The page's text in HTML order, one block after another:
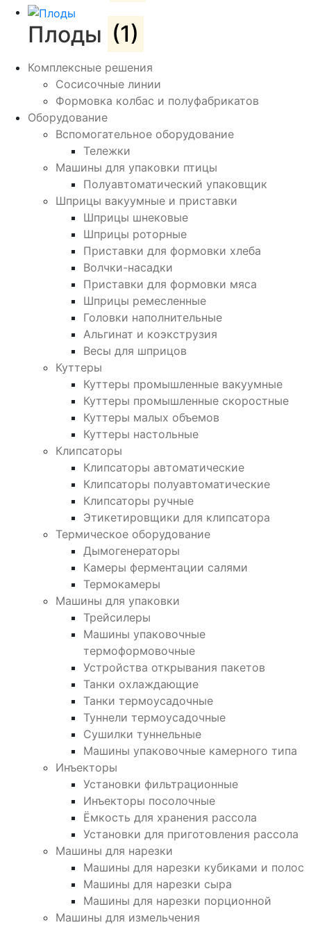
Плоды (1)
Комплексные решения
Сосисочные линии
Формовка колбас и полуфабрикатов
Оборудование
Вспомогательное оборудование
Тележки
Машины для упаковки птицы
Полуавтоматический упаковщик
Шприцы вакуумные и приставки
Шприцы шнековые
Шприцы роторные
Приставки для формовки хлеба
Волчки-насадки
Приставки для формовки мяса
Шприцы ремесленные
Головки наполнительные
Альгинат и коэкструзия
Весы для шприцов
Куттеры
Куттеры промышленные вакуумные
Куттеры промышленные скоростные
Куттеры малых объемов
Куттеры настольные
Клипсаторы
Клипсаторы автоматические
Клипсаторы полуавтоматические
Клипсаторы ручные
Этикетировщики для клипсатора
Термическое оборудование
Дымогенераторы
Камеры ферментации салями
Термокамеры
Машины для упаковки
Трейсилеры
Машины упаковочные
термоформовочные
Устройства открывания пакетов
Танки охлаждающие
Танки термоусадочные
Туннели термоусадочные
Сушилки туннельные
Машины упаковочные камерного типа
Инъекторы
Установки фильтрационные
Инъекторы посолочные
Ёмкость для хранения рассола
Установки для приготовления рассола
Машины для нарезки
Машины для нарезки кубиками и полос
Машины для нарезки сыра
Машины для нарезки порционной
Машины для измельчения